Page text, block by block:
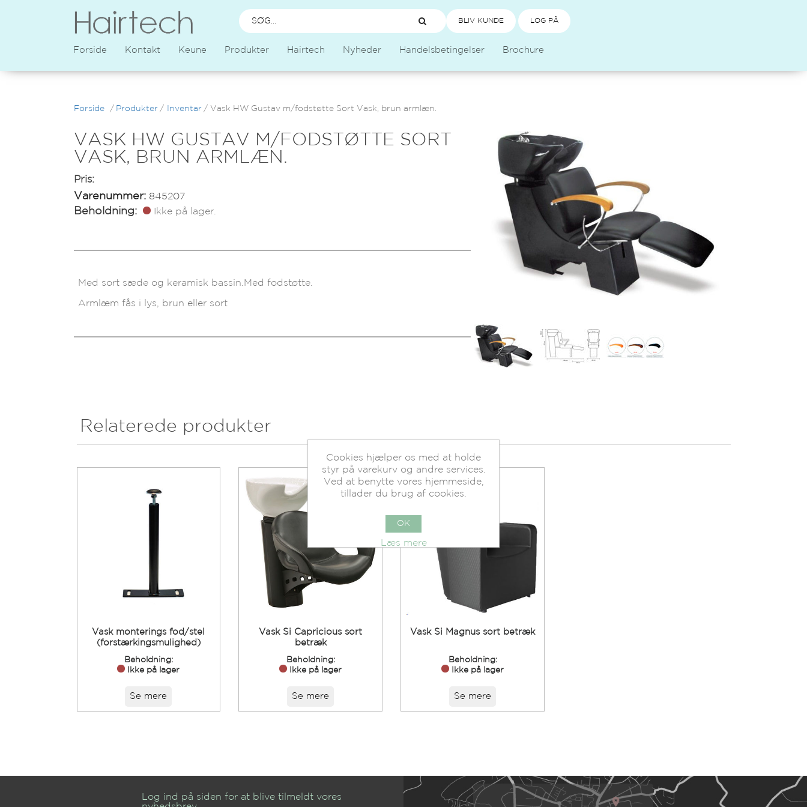
BLIV KUNDE LOG PÅ
Forside Kontakt Keune Produkter Hairtech Nyheder Handelsbetingelser Brochure
Forside / Produkter / Inventar / Vask HW Gustav m/fodstøtte Sort Vask, brun armlæn.
VASK HW GUSTAV M/FODSTØTTE SORT
VASK, BRUN ARMLÆN.
Pris:
Varenummer: 845207
Beholdning: Ikke på lager.
Med sort sæde og keramisk bassin.Med fodstøtte.
Armlæm fås i lys, brun eller sort
Relaterede produkter
Vask monterings fod/stel
(forstærkingsmulighed)
Beholdning:
Ikke på lager
Se mere
Vask Si Capricious sort
betræk
Beholdning:
Ikke på lager
Se mere
Vask Si Magnus sort betræk
Beholdning:
Ikke på lager
Se mere
Log ind på siden for at blive tilmeldt vores
Cookies hjælper os med at holde
styr på varekurv og andre services.
Ved at benytte vores hjemmeside,
tillader du brug af cookies.
OK
Læs mere